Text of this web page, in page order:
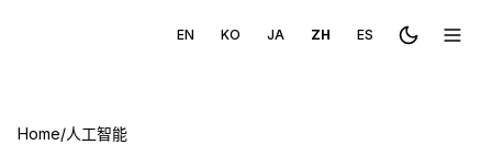
EN KO JA ZH ES Toggle
Home/人工智能